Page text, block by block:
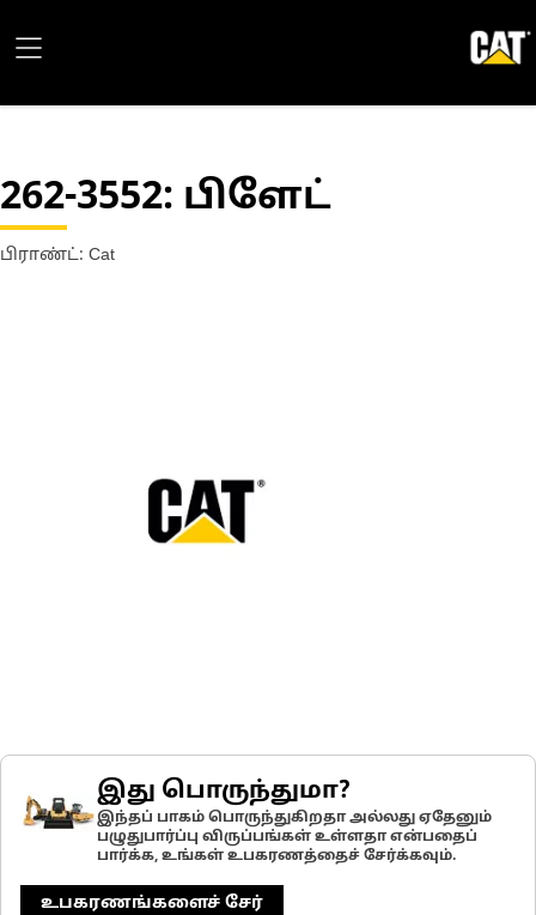
262-3552: பிளேட்
பிராண்ட்: Cat
இது பொருந்துமா?
இந்தப் பாகம் பொருந்துகிறதா அல்லது ஏதேனும்
பழுதுபார்ப்பு விருப்பங்கள் உள்ளதா என்பதைப்
பார்க்க, உங்கள் உபகரணத்தைச் சேர்க்கவும்.
உபகரணங்களைச் சேர்